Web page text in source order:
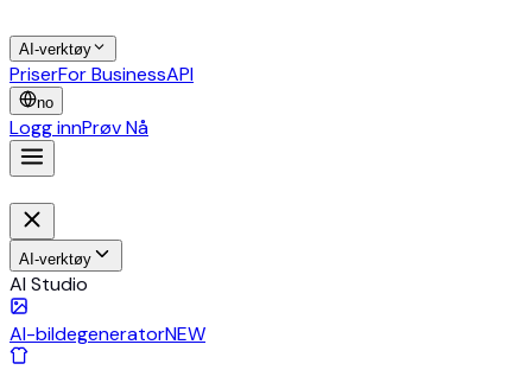
AI-verktøy
PriserFor BusinessAPI
no
Logg innPrøv Nå
AI-verktøy
AI Studio
AI-bildegeneratorNEW